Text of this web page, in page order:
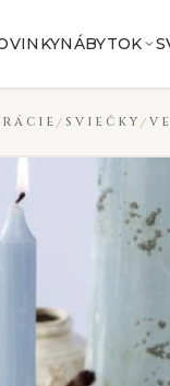
NÁBYTOK
SVIEČKY